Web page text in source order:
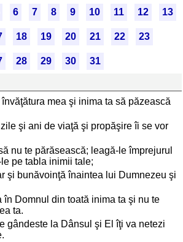
6 7 8 9 10 11 12 13
18 19 20 21 22 23
28 29 30
31
mea şi inima ta să păzească
şi ani de viaţă şi propăşire îi se vor
nu te părăsească; leagă-le împrejurul
pe tabla inimii tale;
şi bunăvoinţă înaintea lui Dumnezeu şi
în Domnul din toată inima ta şi nu te
ta.
gândeste la Dânsul şi El îţi va netezi